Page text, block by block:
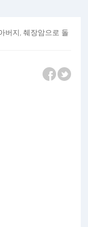
버지, 췌장암으로 돌